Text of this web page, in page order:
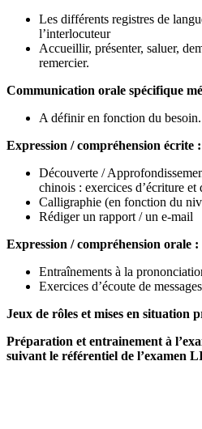
Les différents registres de
l’interlocuteur
Accueillir, présenter, saluer,
remercier.
Communication orale spécifique
A définir en fonction du besoin.
Expression / compréhension écrite :
Découverte /
chinois : exercices d’écriture et
Calligraphie (en fonction du
Rédiger un rapport / un e-mail
Expression / compréhension orale :
Entraînements à la
Exercices d’écoute de
Jeux de rôles et mises en situation
Préparation et entrainement à
suivant le référentiel de l’examen